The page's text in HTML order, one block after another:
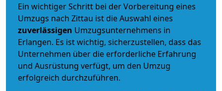
Ein wichtiger Schritt bei der Vorbereitung eines
Umzugs nach Zittau ist die Auswahl eines
zuverlässigen Umzugsunternehmens in
Erlangen. Es ist wichtig, sicherzustellen, dass das
Unternehmen über die erforderliche Erfahrung
und Ausrüstung verfügt, um den Umzug
erfolgreich durchzuführen.